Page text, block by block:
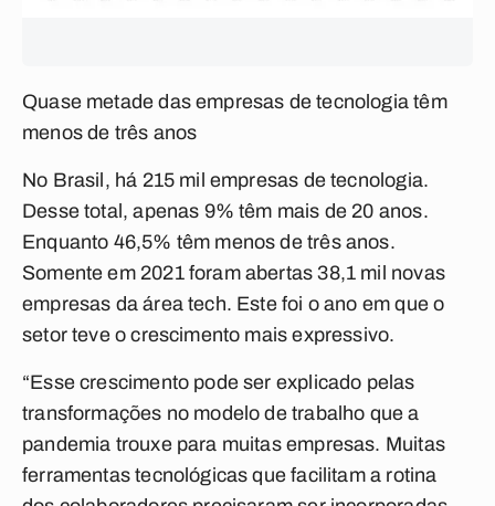
Quase metade das empresas de tecnologia têm
menos de três anos
No Brasil, há 215 mil empresas de tecnologia.
Desse total, apenas 9% têm mais de 20 anos.
Enquanto 46,5% têm menos de três anos.
Somente em 2021 foram abertas 38,1 mil novas
empresas da área tech. Este foi o ano em que o
setor teve o crescimento mais expressivo.
“Esse crescimento pode ser explicado pelas
transformações no modelo de trabalho que a
pandemia trouxe para muitas empresas. Muitas
ferramentas tecnológicas que facilitam a rotina